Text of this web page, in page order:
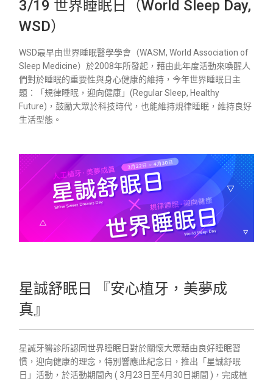
3/19 世界睡眠日（World Sleep Day,
WSD）
WSD最早由世界睡眠醫學學會（WASM, World Association of
Sleep Medicine）於2008年所發起，藉由此年度活動來喚醒人
們對於睡眠的重要性與身心健康的維持，今年世界睡眠日主
題：「規律睡眠，迎向健康」(Regular Sleep, Healthy
Future)，鼓勵大眾於科技時代，也能維持規律睡眠，維持良好
生活型態。
星誠舒眠日 『安心植牙，美夢成
真』
星誠牙醫診所認同世界睡眠日對於關懷大眾藉由良好睡眠習
慣，迎向健康的理念，特別響應此紀念日，推出「星誠舒眠
日」活動，於活動期間內 ( 3月23日至4月30日期間 )，完成植